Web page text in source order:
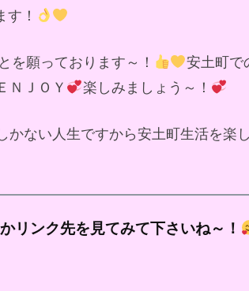
！
を願っております～！
安土町で
ＮＪＯＹ 楽しみましょう～！
ない人生ですから安土町生活を楽
リンク先を見てみて下さいね～！